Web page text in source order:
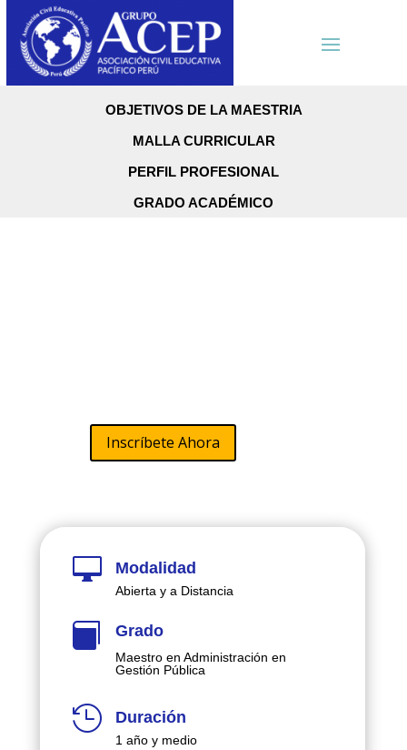
OBJETIVOS DE LA MAESTRIA
MALLA CURRICULAR
PERFIL PROFESIONAL
GRADO ACADÉMICO
Inscríbete Ahora
 Modalidad
Abierta y a Distancia
 Grado
Maestro en Administración en
Gestión Pública
 Duración
1 año y medio